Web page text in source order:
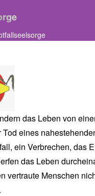
das Leben von
Tod eines
ein Verbrechen, das
das Leben
vertraute Menschen